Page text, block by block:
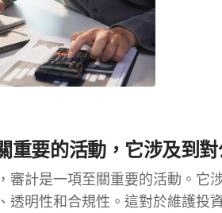
重要的活動，它涉及到
審計是一項至關重要的活動。它
透明性和合規性。這對於維護投